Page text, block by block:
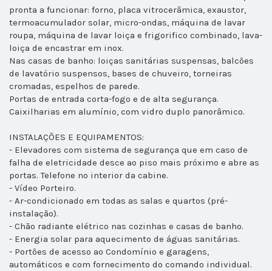
pronta a funcionar: forno, placa vitrocerâmica, exaustor,
termoacumulador solar, micro-ondas, máquina de lavar
roupa, máquina de lavar loiça e frigorifico combinado, lava-
loiça de encastrar em inox.
Nas casas de banho: loiças sanitárias suspensas, balcões
de lavatório suspensos, bases de chuveiro, torneiras
cromadas, espelhos de parede.
Portas de entrada corta-fogo e de alta segurança.
Caixilharias em alumínio, com vidro duplo panorâmico.
INSTALAÇÕES E EQUIPAMENTOS:
- Elevadores com sistema de segurança que em caso de
falha de eletricidade desce ao piso mais próximo e abre as
portas. Telefone no interior da cabine.
- Vídeo Porteiro.
- Ar-condicionado em todas as salas e quartos (pré-
instalação).
- Chão radiante elétrico nas cozinhas e casas de banho.
- Energia solar para aquecimento de águas sanitárias.
- Portões de acesso ao Condomínio e garagens,
automáticos e com fornecimento do comando individual.